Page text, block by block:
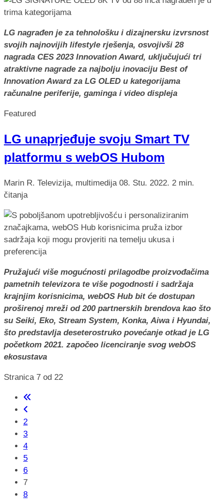
LG nagrađen je za tehnološku i dizajnersku izvrsnost
svojih najnovijih lifestyle rješenja, osvojivši 28
nagrada CES 2023 Innovation Award, uključujući tri
atraktivne nagrade za najbolju inovaciju Best of
Innovation Award za LG OLED u kategorijama
računalne periferije, gaminga i video displeja
Featured
LG unaprjeđuje svoju Smart TV
platformu s webOS Hubom
Marin R. Televizija, multimedija 08. Stu. 2022. 2 min.
čitanja
Pružajući više mogućnosti prilagodbe proizvođačima
pametnih televizora te više pogodnosti i sadržaja
krajnjim korisnicima, webOS Hub bit će dostupan
proširenoj mreži od 200 partnerskih brendova kao što
su Seiki, Eko, Stream System, Konka, Aiwa i Hyundai,
što predstavlja deseterostruko povećanje otkad je LG
početkom 2021. započeo licenciranje svog webOS
ekosustava
Stranica 7 od 22
2
3
4
5
6
7
8